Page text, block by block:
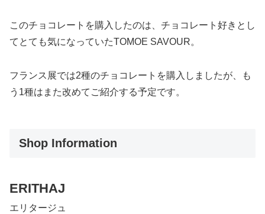
このチョコレートを購入したのは、チョコレート好きとし
てとても気になっていたTOMOE SAVOUR。
フランス展では2種のチョコレートを購入しましたが、も
う1種はまた改めてご紹介する予定です。
Shop Information
ERITHAJ
エリタージュ